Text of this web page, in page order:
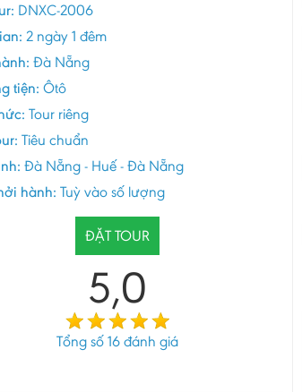
DNXC-2006
2 ngày 1 đêm
Đà Nẵng
tiện: Ôtô
Tour riêng
Tiêu chuẩn
Đà Nẵng - Huế - Đà Nẵng
hành: Tuỳ vào số lượng
ĐẶT TOUR
5,0
Tổng số16đánh giá